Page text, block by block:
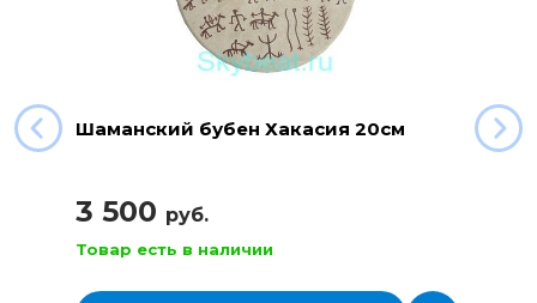
Шаманский бубен Хакасия 20см
3 500 руб.
Товар есть в наличии